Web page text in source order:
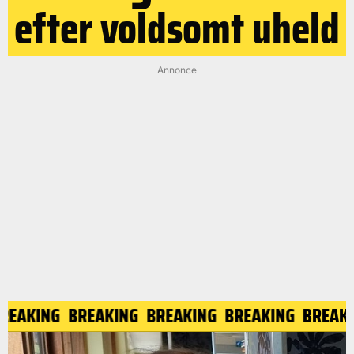
efter voldsomt uheld
Annonce
BREAKING BREAKING BREAKING